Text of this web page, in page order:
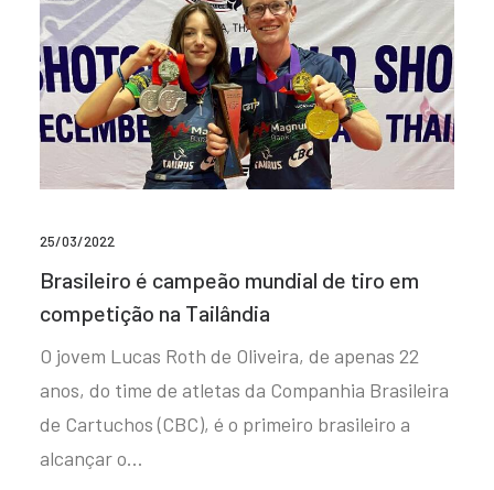
25/03/2022
Brasileiro é campeão mundial de tiro em
competição na Tailândia
O jovem Lucas Roth de Oliveira, de apenas 22
anos, do time de atletas da Companhia Brasileira
de Cartuchos (CBC), é o primeiro brasileiro a
alcançar o…